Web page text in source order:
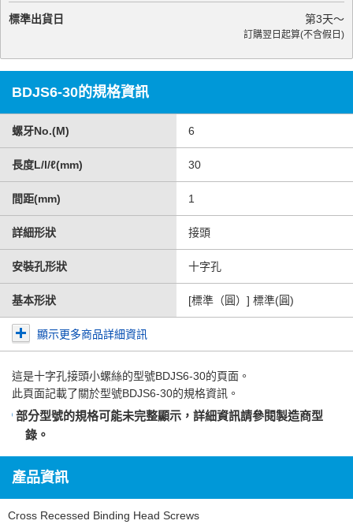
標準出貨日 第3天～
訂購翌日起算(不含假日)
BDJS6-30的規格資訊
螺牙No.(M) 6
長度L/l/ℓ(mm) 30
間距(mm) 1
詳細形狀 接頭
安裝孔形狀 十字孔
基本形狀 [標準（圓）] 標準(圓)
顯示更多商品詳細資訊
這是十字孔接頭小螺絲的型號BDJS6-30的頁面。
此頁面記載了關於型號BDJS6-30的規格資訊。
部分型號的規格可能未完整顯示，詳細資訊請參閱製造商型
錄 。
產品資訊
Cross Recessed Binding Head Screws